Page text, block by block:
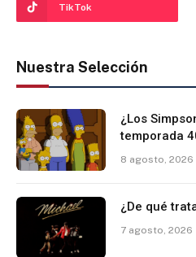
TikTok
Nuestra Selección
¿Los
temporada
8 agosto, 2026
¿De qué
7 agosto, 2026